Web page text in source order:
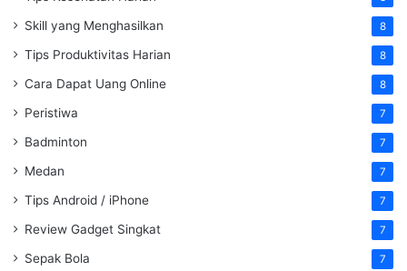
Skill yang Menghasilkan 8
Tips Produktivitas Harian 8
Cara Dapat Uang Online 8
Peristiwa 7
Badminton 7
Medan 7
Tips Android / iPhone 7
Review Gadget Singkat 7
Sepak Bola 7